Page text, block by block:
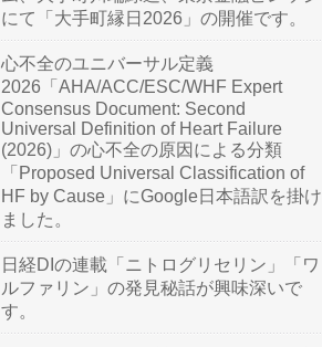
にて「大手町縁日2026」の開催です。
心不全のユニバーサル定義
2026「AHA/ACC/ESC/WHF Expert
Consensus Document: Second
Universal Definition of Heart Failure
(2026)」の心不全の原因による分類
「Proposed Universal Classification of
HF by Cause」にGoogle日本語訳を掛け
ました。
日経DIの連載「ニトログリセリン」「ワ
ルファリン」の発見秘話が興味深いで
す。